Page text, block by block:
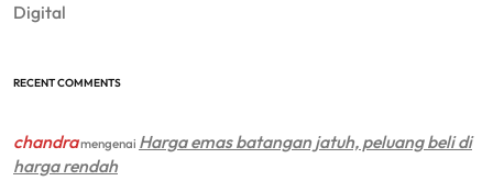
Digital
RECENT COMMENTS
chandramengenai Harga emas batangan jatuh, peluang beli di
harga rendah